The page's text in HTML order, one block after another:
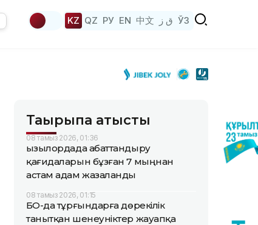
KZ QZ РУ EN 中文 ق ز ЎЗ
Тақырыпқа қатысты
08 тамыз 2026, 01:36
Қызылордада абаттандыру
қағидаларын бұзған 7 мыңнан
астам адам жазаланды
08 тамыз 2026, 01:15
БҚО-да тұрғындарға дөрекілік
танытқан шенеуніктер жауапқа